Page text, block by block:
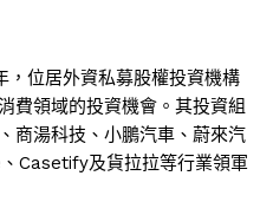
，位居外資私募股權投資機構
費領域的投資機會。其投資組
商湯科技、小鵬汽車、蔚來汽
Casetify及貨拉拉等行業領軍